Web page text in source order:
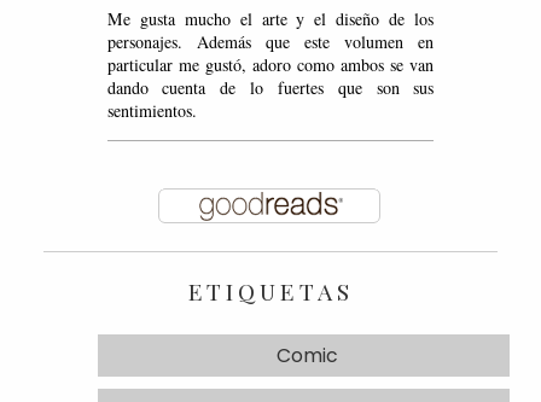
Me gusta mucho el arte y el diseño de los
personajes. Además que este volumen en
particular me gustó, adoro como ambos se van
dando cuenta de lo fuertes que son sus
sentimientos.
ETIQUETAS
Comic